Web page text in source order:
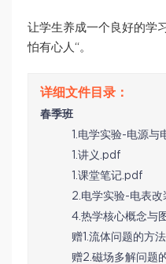
让学生养成一个良好的学
怕有心人“。
春季班
1.电学实验-电源
1.讲义.pdf
1.课堂笔记.pdf
2.电学实验-电表
4.热学核心概念与
赠1.流体问题的方
赠2.磁场多解问题